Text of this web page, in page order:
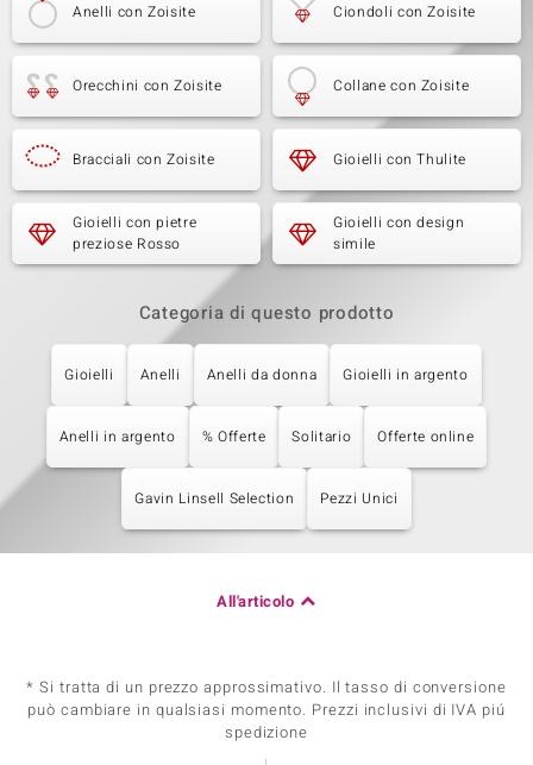
Anelli con Zoisite Ciondoli con Zoisite
Orecchini con Zoisite Collane con Zoisite
Bracciali con Zoisite Gioielli con Thulite
Gioielli con pietre
preziose Rosso
Gioielli con design
simile
Categoria di questo prodotto
Gioielli Anelli Anelli da donna Gioielli in argento
Anelli in argento % Offerte Solitario Offerte online
Gavin Linsell Selection Pezzi Unici
All'articolo
* Si tratta di un prezzo approssimativo. Il tasso di conversione
può cambiare in qualsiasi momento. Prezzi inclusivi di IVA piú
spedizione